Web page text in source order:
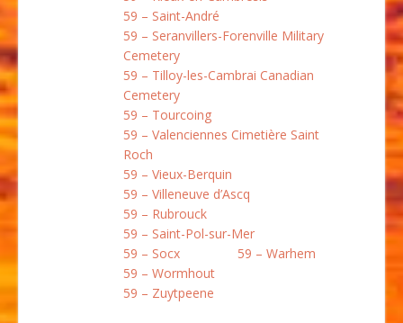
59 – Saint-André
59 – Seranvillers-Forenville Military
Cemetery
59 – Tilloy-les-Cambrai Canadian
Cemetery
59 – Tourcoing
59 – Valenciennes Cimetière Saint
Roch
59 – Vieux-Berquin
59 – Villeneuve d’Ascq
59 – Rubrouck
59 – Saint-Pol-sur-Mer
59 – Socx
59 – Warhem
59 – Wormhout
59 – Zuytpeene